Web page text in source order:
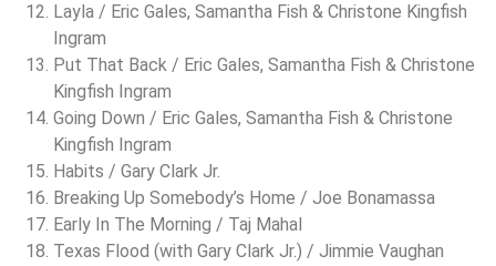
Layla / Eric Gales, Samantha Fish & Christone Kingfish
Ingram
Put That Back / Eric Gales, Samantha Fish & Christone
Kingfish Ingram
Going Down / Eric Gales, Samantha Fish & Christone
Kingfish Ingram
Habits / Gary Clark Jr.
Breaking Up Somebody’s Home / Joe Bonamassa
Early In The Morning / Taj Mahal
Texas Flood (with Gary Clark Jr.) / Jimmie Vaughan